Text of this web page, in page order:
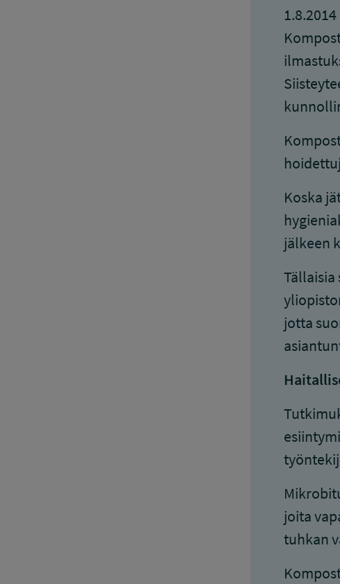
1.8.2014
Koska
jälkeen
jotta
joita
tuhkan